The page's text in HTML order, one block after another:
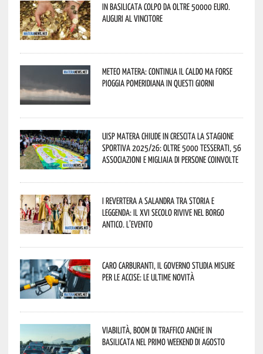
In Basilicata colpo da oltre 50000 euro.
Auguri al vincitore
Meteo Matera: continua il caldo ma forse
pioggia pomeridiana in questi giorni
Uisp Matera chiude in crescita la stagione
sportiva 2025/26: oltre 5000 tesserati, 56
associazioni e migliaia di persone coinvolte
I Revertera a Salandra tra storia e
leggenda: il XVI secolo rivive nel borgo
antico. L’evento
Caro carburanti, il governo studia misure
per le accise: le ultime novità
Viabilità, boom di traffico anche in
Basilicata nel primo weekend di agosto